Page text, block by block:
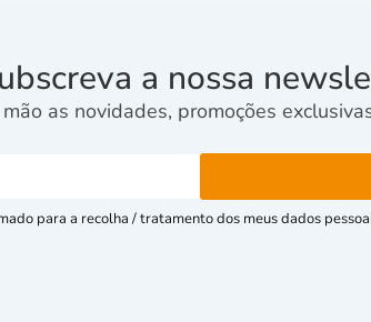
a nossa
as novidades, promoções
para a recolha / tratamento dos meus dados